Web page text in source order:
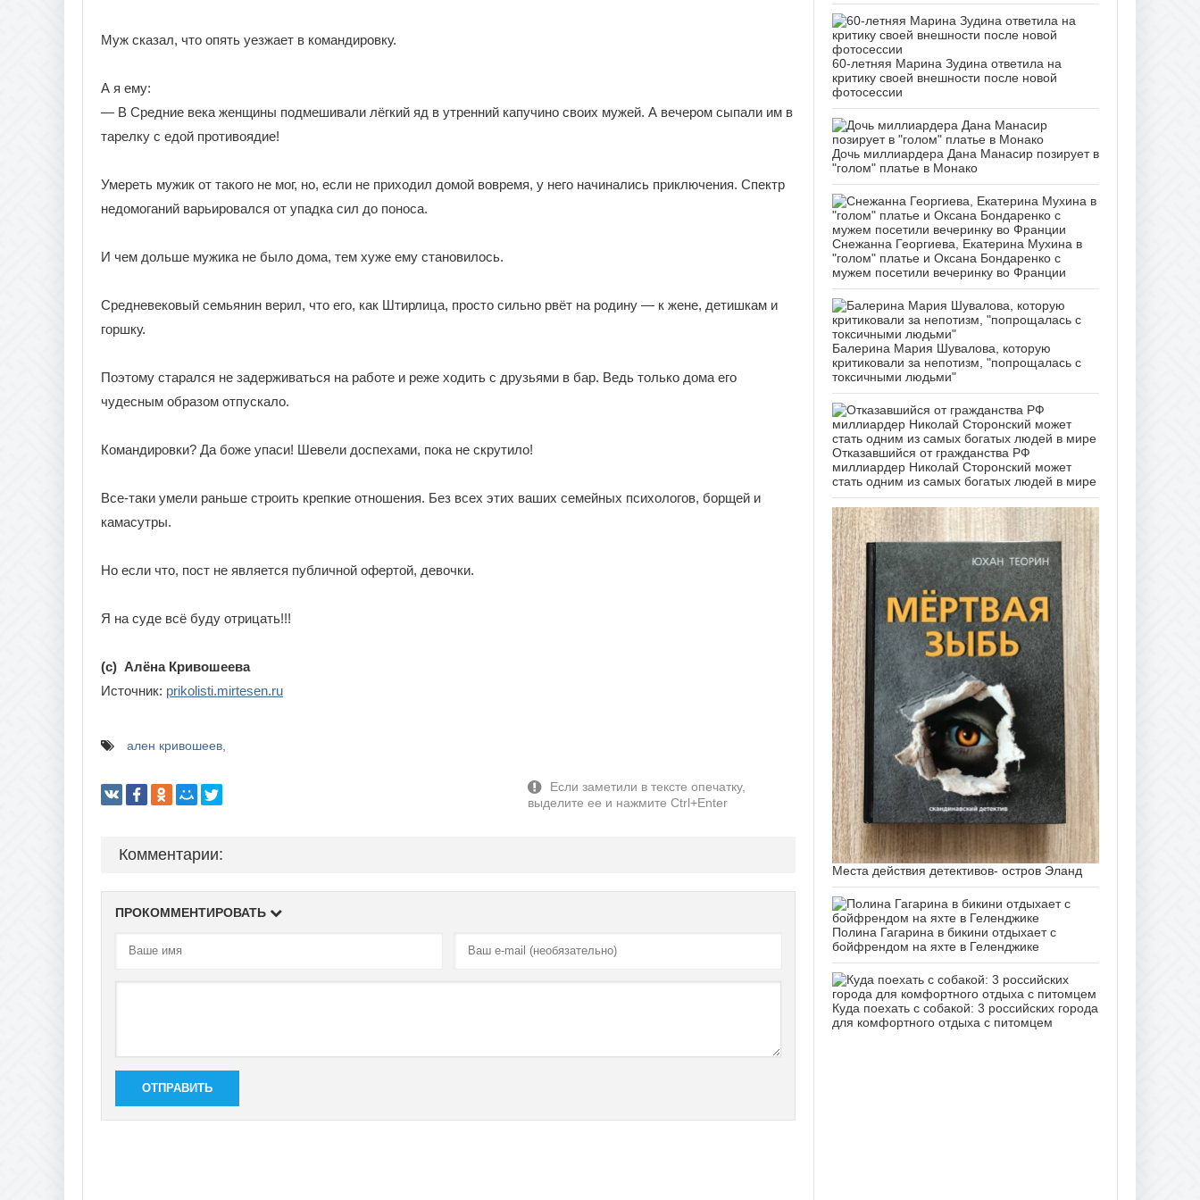
Муж сказал, что опять уезжает в командировку.
А я ему:
— В Средние века женщины подмешивали лёгкий яд в утренний капучино своих мужей. А вечером сыпали им в
тарелку с едой противоядие!
Умереть мужик от такого не мог, но, если не приходил домой вовремя, у него начинались приключения. Спектр
недомоганий варьировался от упадка сил до поноса.
И чем дольше мужика не было дома, тем хуже ему становилось.
Средневековый семьянин верил, что его, как Штирлица, просто сильно рвёт на родину — к жене, детишкам и
горшку.
Поэтому старался не задерживаться на работе и реже ходить с друзьями в бар. Ведь только дома его
чудесным образом отпускало.
Командировки? Да боже упаси! Шевели доспехами, пока не скрутило!
Все-таки умели раньше строить крепкие отношения. Без всех этих ваших семейных психологов, борщей и
камасутры.
Но если что, пост не является публичной офертой, девочки.
Я на суде всё буду отрицать!!!
(с) Алёна Кривошеева
Источник: prikolisti.mirtesen.ru
ален кривошеев
Комментарии:
ПРОКОММЕНТИРОВАТЬ
ОТПРАВИТЬ
60-летняя Марина Зудина ответила на
критику своей внешности после новой
фотосессии
Дочь миллиардера Дана Манасир позирует в
"голом" платье в Монако
Снежанна Георгиева, Екатерина Мухина в
"голом" платье и Оксана Бондаренко с
мужем посетили вечеринку во Франции
Балерина Мария Шувалова, которую
критиковали за непотизм, "попрощалась с
токсичными людьми"
Отказавшийся от гражданства РФ
миллиардер Николай Сторонский может
стать одним из самых богатых людей в мире
Места действия детективов- остров Эланд
Полина Гагарина в бикини отдыхает с
бойфрендом на яхте в Геленджике
Куда поехать с собакой: 3 российских города
для комфортного отдыха с питомцем